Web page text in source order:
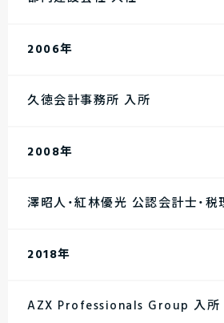
2006年
久徳会計事務所 入所
2008年
澤昭人・紅林優光 公認会計士・
2018年
AZX Professionals Group 入所